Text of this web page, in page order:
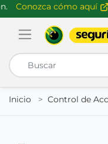
Conozca cómo aquí
Abrir menú de
Inicio
Control de